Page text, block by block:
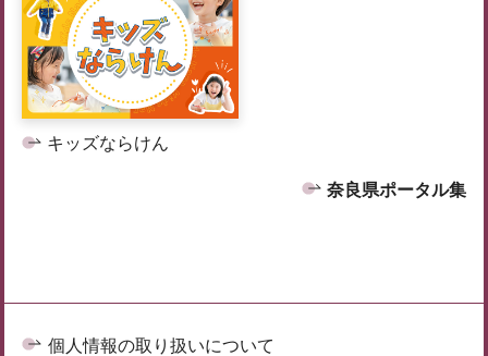
キッズならけん
奈良県ポータル集
個人情報の取り扱いについて